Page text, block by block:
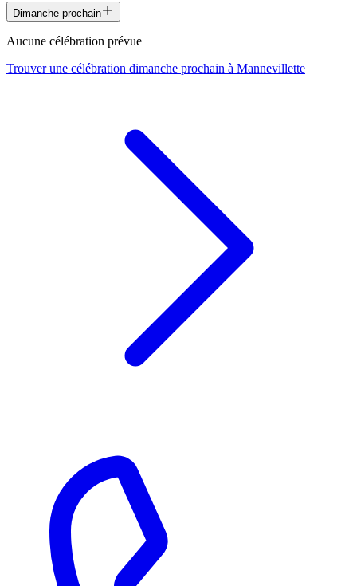
Dimanche prochain
Aucune célébration prévue
Trouver une célébration dimanche prochain à Mannevillette